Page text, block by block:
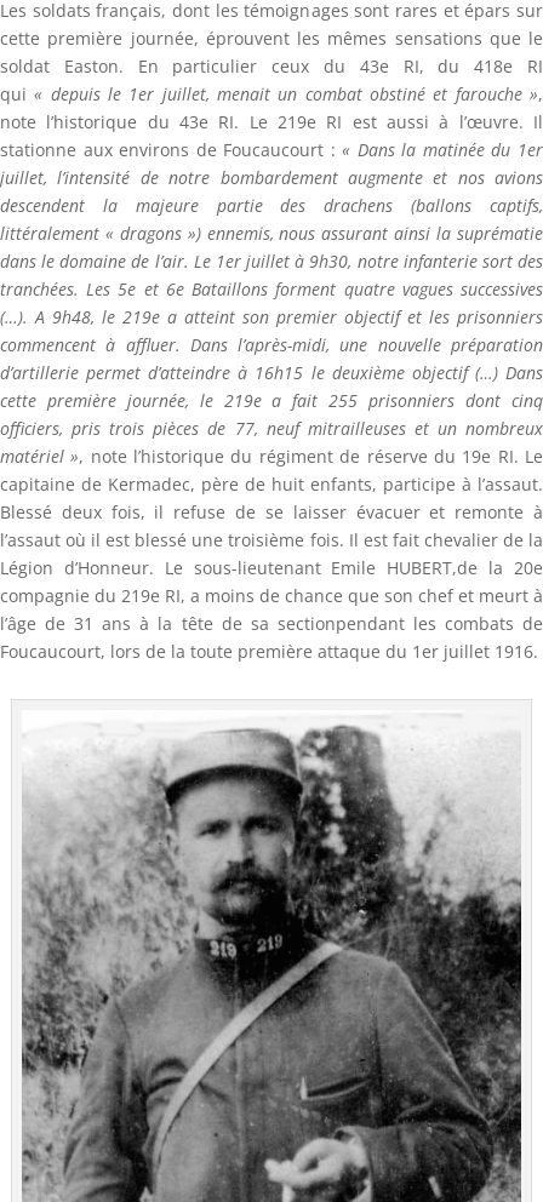
Les soldats français, dont les témoignages sont rares et épars sur
cette première journée, éprouvent les mêmes sensations que le
soldat Easton. En particulier ceux du 43e RI, du 418e RI
qui« depuis le 1er juillet, menait un combat obstiné et farouche »,
note l’historique du 43e RI. Le 219e RI est aussi à l’œuvre. Il
stationne aux environs de Foucaucourt :« Dans la matinée du 1er
juillet, l’intensité de notre bombardement augmente et nos avions
descendent la majeure partie des drachens (ballons captifs,
littéralement « dragons ») ennemis, nous assurant ainsi la suprématie
dans le domaine de l’air. Le 1er juillet à 9h30, notre infanterie sort des
tranchées. Les 5e et 6e Bataillons forment quatre vagues successives
(…). A 9h48, le 219e a atteint son premier objectif et les prisonniers
commencent à affluer. Dans l’après-midi, une nouvelle préparation
d’artillerie permet d’atteindre à 16h15 le deuxième objectif (…) Dans
cette première journée, le 219e a fait 255 prisonniers dont cinq
officiers, pris trois pièces de 77, neuf mitrailleuses et un nombreux
matériel », note l’historique du régiment de réserve du 19e RI. Le
capitaine de Kermadec, père de huit enfants, participe à l’assaut.
Blessé deux fois, il refuse de se laisser évacuer et remonte à
l’assaut où il est blessé une troisième fois. Il est fait chevalier de la
Légion d’Honneur. Le sous-lieutenant Emile HUBERT,de la 20e
compagnie du 219e RI, a moins de chance que son chef et meurt à
l’âge de 31 ans à la tête de sa sectionpendant les combats de
Foucaucourt, lors de la toute première attaque du 1er juillet 1916.